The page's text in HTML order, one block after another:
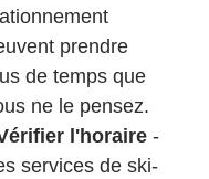
prendre
de temps que
ne le pensez.
l'horaire -
services de ski-